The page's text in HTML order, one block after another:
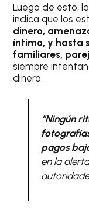
Luego de esto,
indica que los
dinero,
íntimo, y hasta
familiares,
siempre
dinero.
“Ningún
pagos
en la